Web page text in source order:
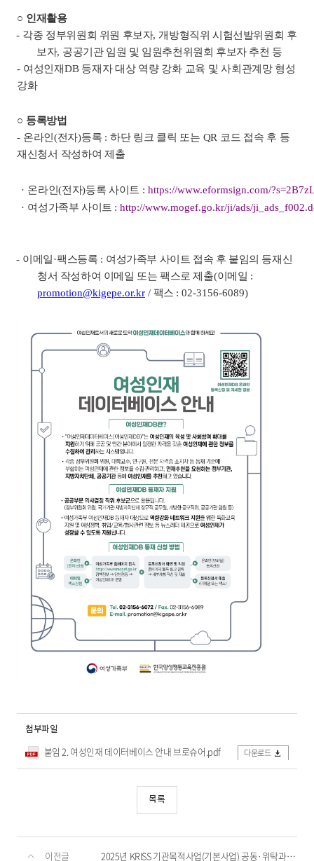
○ 인재활용
- 각종 정부위원회 위원 후보자, 개방형직위 시험선발위원회 후
보자, 공공기관 임원 및 임원추천위원회 후보자 추천 등
- 여성인재DB 등재자 대상 역량 강화 교육 및사회관계망 형성
강화
○ 등록방법
- 온라인 (전자)등록 : 하단 링크 클릭 또는 QR 코드 접속 후 등
재신청서 작성하여 제출
· 온라인(전자)등록 사이트 : https://www.eformsign.com/
· 여성가족부 사이트 :http://www.mogef.go.kr/ji/ads/
- 이메일·팩스등록 : 여성가족부 사이트 접속 후 붙임의 등재신
청서 작성하여 이메일 또는 팩스로 제출(이메일 :
promotion@kigepe.or.kr / 팩스 : 02-3156-6089)
첨부파일
붙임 2. 여성인재 데이터베이스 안내 브로슈어.pdf 다운로드
목록
이전글 2025년 KRISS 기관목적사업(기본사업) 공동·위탁과제 3차 재공모